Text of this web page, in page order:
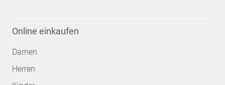
Online einkaufen
Damen
Herren